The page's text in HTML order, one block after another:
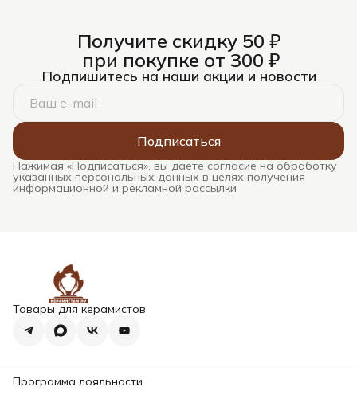
Получите скидку 50 ₽
при покупке от 300 ₽
Подпишитесь на наши акции и новости
Подписаться
Нажимая «Подписаться», вы даете согласие на обработку
указанных персональных данных в целях получения
информационной и рекламной рассылки
Товары для керамистов
Программа лояльности